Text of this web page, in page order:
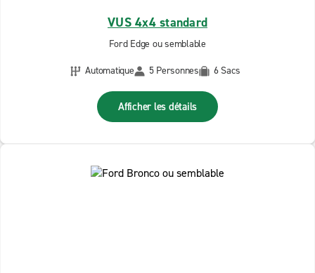
VUS 4x4 standard
Ford Edge ou semblable
Automatique
5 Personnes 6 Sacs
Afficher les détails